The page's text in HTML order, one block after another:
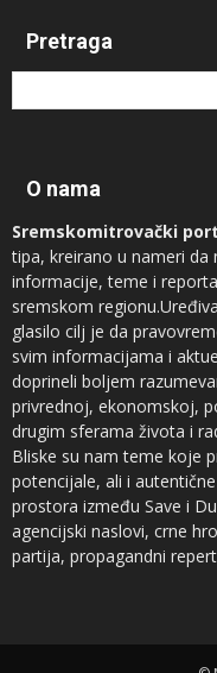
Pretraga
O nama
Sremskomitrovački
tipa, kreirano u nameri
informacije, teme i
sremskom
glasilo cilj je da
svim informacijama i
doprineli boljem
privrednoj, ekonomskoj,
drugim sferama života i
Bliske su nam teme koje
potencijale, ali i
prostora između Save i
agencijski naslovi, crne
partija, propagandni